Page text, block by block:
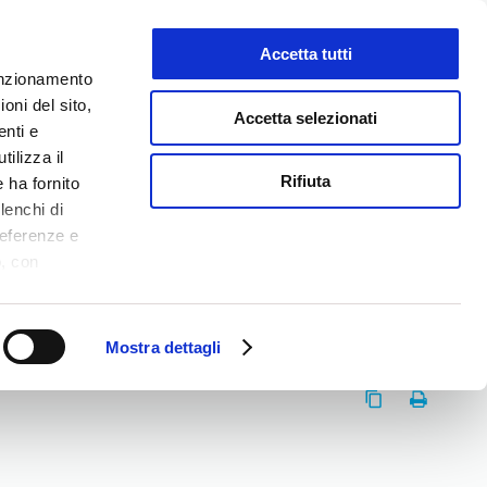
del sito,
e
il
ha fornito
di
e
con
Policy.
Mostra dettagli
Accetta tutti
Accetta selezionati
Rifiuta
NEWS CONTATTI